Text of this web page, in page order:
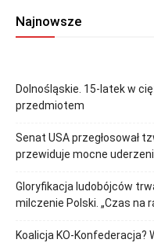
Najnowsze
Dolnośląskie. 15-latek w
przedmiotem
Senat USA przegłosował
przewiduje mocne
Gloryfikacja ludobójców
milczenie Polski. „Czas na
Koalicja KO-Konfederacja?